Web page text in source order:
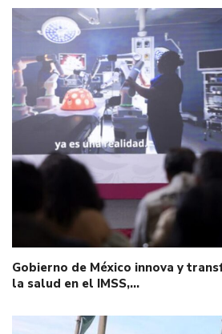
Gobierno de México innova y
la salud en el IMSS,…